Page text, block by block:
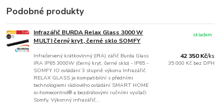
Podobné produkty
Infrazářič BURDA Relax Glass 3000 W
MULTI černý kryt, černé sklo SOMFY
Infračervený krátkovlnný (IRA) zářič Burda Glass
IRA IP65 3000W (černý kryt, černé sklo) - IP65 -
SOMFY IO ovládání 3 stupně výkonu Infrazářič
RELAX GLASS je kompatibilní s předními
technologiemi rádiového ovládání SMART HOME
io-homecontrol® a bezdrátovými ručními vysílači
Somfy. Výkonný infrazářič...
42 350 Kč/ks
35 000 Kč bez DPH
skladem